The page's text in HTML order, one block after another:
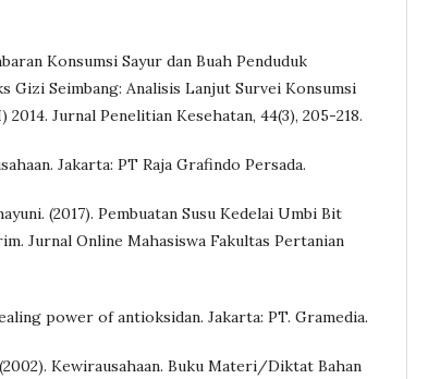
Konsumsi Sayur dan Buah Penduduk
Gizi Seimbang: Analisis Lanjut Survei Konsumsi
2014. Jurnal Penelitian Kesehatan, 44(3), 205-218.
Jakarta: PT Raja Grafindo Persada.
(2017). Pembuatan Susu Kedelai Umbi Bit
Jurnal Online Mahasiswa Fakultas Pertanian
power of antioksidan. Jakarta: PT. Gramedia.
Kewirausahaan. Buku Materi/Diktat Bahan